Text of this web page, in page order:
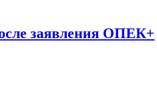
заявления ОПЕК+